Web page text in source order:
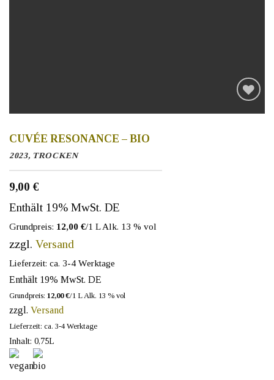
Auf die
CUVÉE RESONANCE – BIO
2023, TROCKEN
9,00 €
Enthält 19% MwSt. DE
Grundpreis: 12,00 €/1 LAlk. 13 % vol
zzgl. Versand
Lieferzeit: ca. 3-4 Werktage
Enthält 19% MwSt. DE
Grundpreis: 12,00€/1 LAlk. 13 % vol
zzgl. Versand
Lieferzeit: ca. 3-4 Werktage
Inhalt: 0,75L